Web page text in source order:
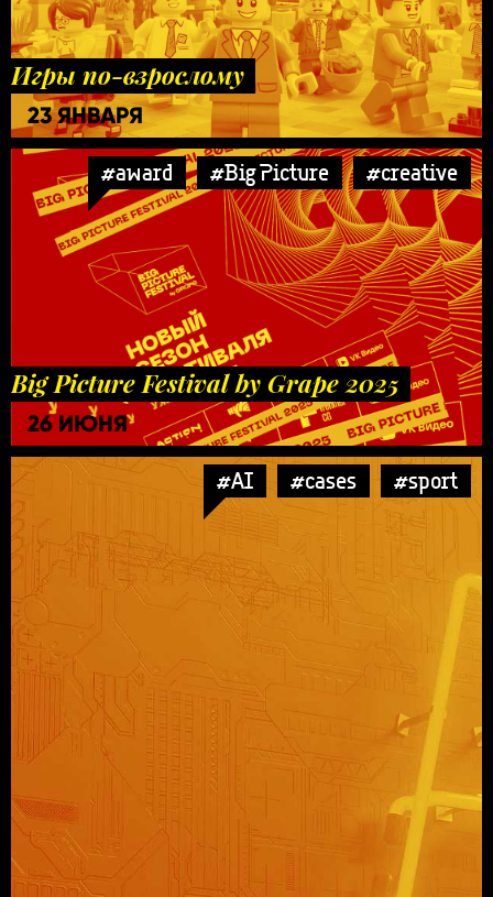
Игры по-взрослому
23 ЯНВАРЯ
#award #Big Picture #creative
Big Picture Festival by Grape 2025
26 ИЮНЯ
#AI #cases #sport